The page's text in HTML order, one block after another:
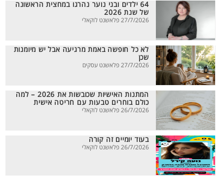
64 ילדים ובני נוער נהרגו במחצית הראשונה
של שנת 2026
27/7/2026 פלאשנט לוקאלי
לא כל חופשה באמת מרגיעה אבל יש מיומנות
שכן
27/7/2026 פלאשנט עסקים
המתנות האישיות שכובשות את 2026 – למה
כולם בוחרים טבעות עם חריטה אישית
26/7/2026 פלאשנט לוקאלי
בעוד יומיים זה קורה
26/7/2026 פלאשנט לוקאלי